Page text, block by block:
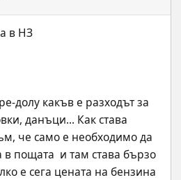
долу какъв е разходът за
данъци... Как става
че само е необходимо да
в пощата  и там става бързо
е сега цената на бензина